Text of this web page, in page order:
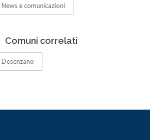
News e comunicazioni
Comuni correlati
Desenzano